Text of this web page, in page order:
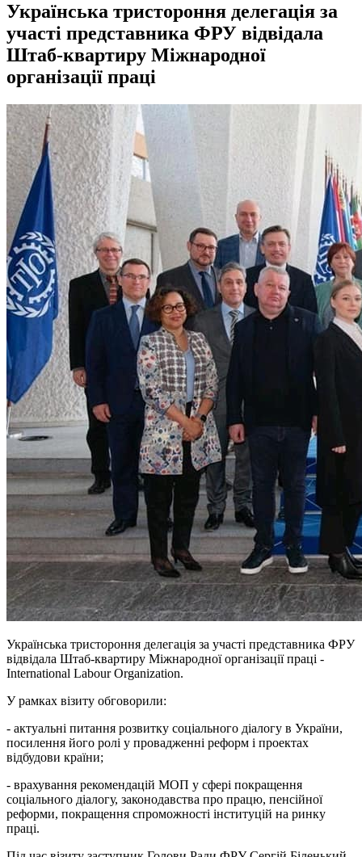
Українська тристороння делегація за
участі представника ФРУ відвідала
Штаб-квартиру Міжнародної
організації праці
Українська тристороння делегація за участі представника ФРУ
відвідала Штаб-квартиру Міжнародної організації праці -
International Labour Organization.
У рамках візиту обговорили:
- актуальні питання розвитку соціального діалогу в України,
посилення його ролі у провадженні реформ і проектах
відбудови країни;
- врахування рекомендацій МОП у сфері покращення
соціального діалогу, законодавства про працю, пенсійної
реформи, покращення спроможності інституцій на ринку
праці.